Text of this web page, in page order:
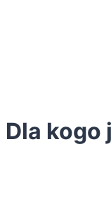
Dla kogo